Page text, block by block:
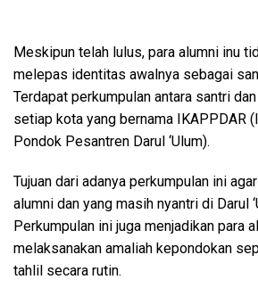
Meskipun telah lulus, para alumni inu
melepas identitas awalnya sebagai
Terdapat perkumpulan antara santri
setiap kota yang bernama IKAPPDAR
Pondok Pesantren Darul ‘Ulum).
Tujuan dari adanya perkumpulan ini
alumni dan yang masih nyantri di Darul
Perkumpulan ini juga menjadikan para
melaksanakan amaliah kepondokan
tahlil secara rutin.